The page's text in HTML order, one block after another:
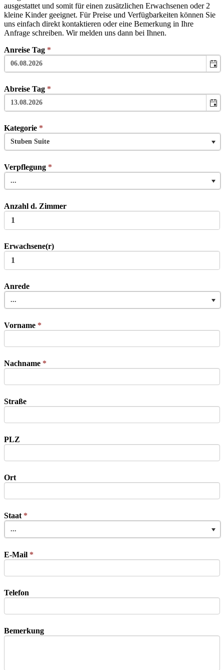
ausgestattet und somit für einen zusätzlichen Erwachsenen oder 2
kleine Kinder geeignet. Für Preise und Verfügbarkeiten können Sie
uns einfach direkt kontaktieren oder eine Bemerkung in Ihre
Anfrage schreiben. Wir melden uns dann bei Ihnen.
Anreise Tag *
Abreise Tag *
Kategorie *
Stuben Suite
Verpflegung *
...
Anzahl d. Zimmer
Erwachsene(r)
Anrede
...
Vorname *
Nachname *
Straße
PLZ
Ort
Staat *
...
E-Mail *
Telefon
Bemerkung